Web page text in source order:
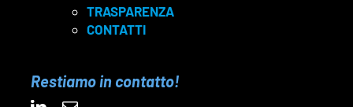
TRASPARENZA
CONTATTI
Restiamo in contatto!